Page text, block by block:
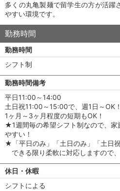
多くの丸亀製麺で留学生の方が活躍
やすい環境です。
勤務時間
勤務時間
シフト制
勤務時間備考
平日11:00～14:00
土日祝11:00～15:00で、週1日～OK！
1ヶ月～3ヶ月程度の短期もOK！
★1週間毎の希望シフト制なので、家
やすい！
★「平日のみ」「土日のみ」「土日祝
できる限り柔軟に対応しますので
休日・休暇
シフトによる